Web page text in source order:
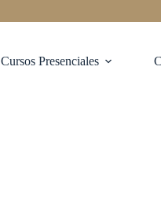
Cursos Presenciales